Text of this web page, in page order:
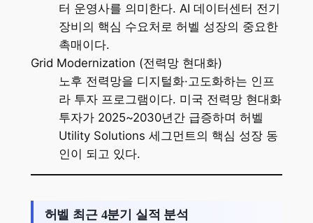
터 운영사를 의미한다. AI 데이터센터 전기
장비의 핵심 수요처로 허벨 성장의 중요한
촉매이다.
Grid Modernization (전력망 현대화)
노후 전력망을 디지털화·고도화하는 인프
라 투자 프로그램이다. 미국 전력망 현대화
투자가 2025~2030년간 급증하며 허벨
Utility Solutions 세그먼트의 핵심 성장 동
인이 되고 있다.
허벨 최근 4분기 실적 분석